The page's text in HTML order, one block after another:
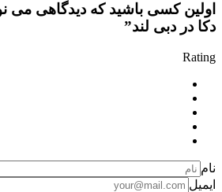
اولین کسی باشید که دیدگاهی می
دکا در دبی لند”
Rating
نام
ایمیل